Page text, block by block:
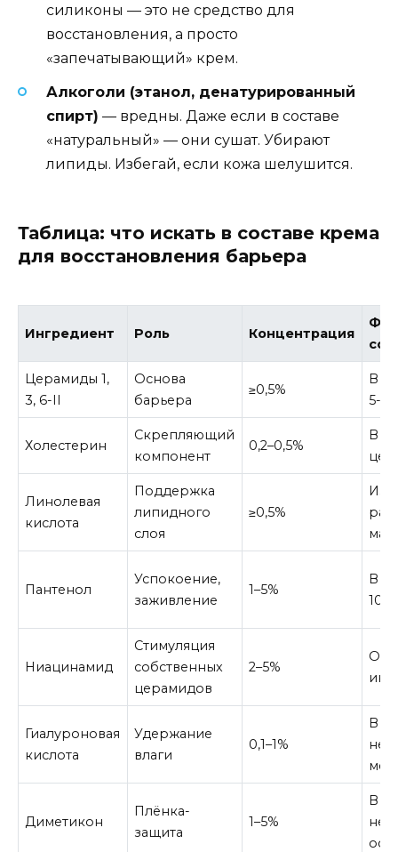
силиконы — это не средство для
восстановления, а просто
«запечатывающий» крем.
Алкоголи (этанол, денатурированный
спирт) — вредны. Даже если в составе
«натуральный» — они сушат. Убирают
липиды. Избегай, если кожа шелушится.
Таблица: что искать в составе крема
для восстановления барьера
Ингредиент Роль Концентрация
Церамиды 1,
3, 6-II
Основа
барьера
≥0,5%
В
5-
Холестерин
Скрепляющий
компонент
0,2–0,5%
В
Линолевая
кислота
Поддержка
липидного
слоя
≥0,5%
Из
Пантенол
Успокоение,
заживление
1–5%
В
10-
Ниацинамид
Стимуляция
собственных
церамидов
2–5%
Гиалуроновая
кислота
Удержание
влаги
0,1–1%
В
не
Диметикон
Плёнка-
защита
1–5%
В
не